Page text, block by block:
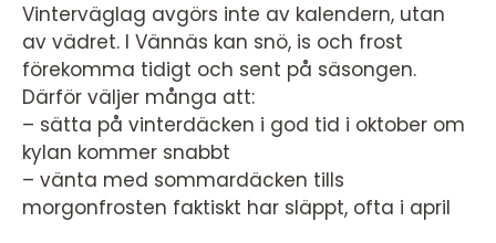
Vinterväglag avgörs inte av kalendern, utan
av vädret. I Vännäs kan snö, is och frost
förekomma tidigt och sent på säsongen.
Därför väljer många att:
– sätta på vinterdäcken i god tid i oktober om
kylan kommer snabbt
– vänta med sommardäcken tills
morgonfrosten faktiskt har släppt, ofta i april